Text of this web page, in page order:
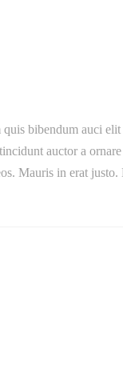
bibendum auci
auctor a
Mauris in erat